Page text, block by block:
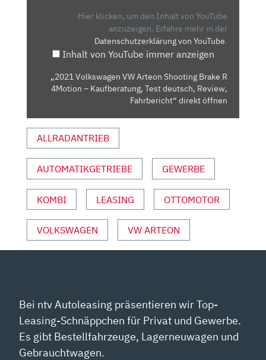
4MOTION
KAUFBERATUNG,
REVIEW,
FAHRBERICHT“
VON
YOUTUBE
Hier klicken, um den Inhalt von YouTube
anzuzeigen. Erfahre mehr in der
Datenschutzerklärung von YouTube.
Inhalt von YouTube immer anzeigen
„2021 Volkswagen VW Arteon Shooting Brake R
4Motion – Kaufberatung, Test deutsch, Review,
Fahrbericht“ direkt öffnen
ALLRADANTRIEB
AUTOMATIKGETRIEBE GEWERBE
KOMBI LEASING OTTOMOTOR
VOLKSWAGEN VW ARTEON
Bei ntv Autoleasing präsentieren wir Top-
Leasing-Schnäppchen für Privat und Gewerbe.
Es gibt Bestellfahrzeuge, Lagerneuwagen und
Gebrauchtwagen.